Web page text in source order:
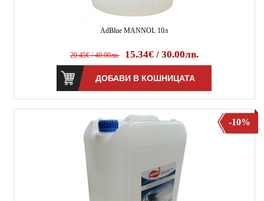
AdBlue MANNOL 10л
20.45€ / 40.00лв. 15.34€ / 30.00лв.
-10%